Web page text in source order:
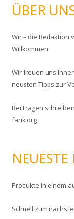
h
n
n
c
h
ÜBER
Wir – die Redaktion
Willkommen.
Wir freuen uns
neusten Tipps zur
Bei Fragen
fank.org
NEUESTE
Produkte in einem
Schnell zum